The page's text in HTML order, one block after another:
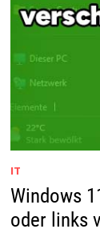
IT
Windows
oder links